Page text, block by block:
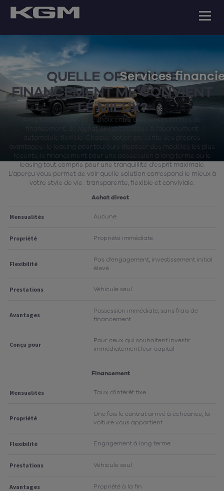
Services
QUELLE OPTION DE
FINANCEMENT ME CONVIENT
LE MIEUX?
Avec KGM, vous avez le choix entre différentes formes de
financement, de l'achat direct classique à l'abonnement
automobile flexible. Chaque option présente ses propres
avantages : le leasing pour toujours disposer des modèles les plus
récents, le financement pour une possession à long terme ou le
leasing tout compris pour une tranquillité d'esprit maximale.
L'aperçu vous permet de voir quelle solution correspond le mieux à
votre style de vie : transparente, flexible et conviviale.
Achat direct
Mensualités Aucune
Propriété Propriété immédiate
Flexibilité
Pas d'engagement, investissement initial
élevé
Prestations Véhicule seul
Avantages
Possession immédiate, sans frais de
financement
Conçu pour
Pour ceux qui souhaitent investir
immédiatement leur capital
Financement
Mensualités Taux d'intérêt fixe
Propriété
Une fois le contrat arrivé à échéance, la
voiture vous appartient
Flexibilité Engagement à long terme
Prestations Véhicule seul
Avantages Propriété à la fin